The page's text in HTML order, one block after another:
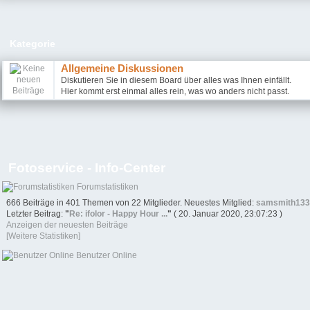
Allgemeine Diskussionen
Diskutieren Sie in diesem Board über alles was Ihnen einfällt.
Hier kommt erst einmal alles rein, was wo anders nicht passt.
Forumstatistiken
666 Beiträge in 401 Themen von 22 Mitglieder. Neuestes Mitglied:
Letzter Beitrag:"Re: ifolor - Happy Hour ..." ( 20. Januar 2020, 23:07:23 )
Anzeigen der neuesten Beiträge
[Weitere Statistiken]
Benutzer Online